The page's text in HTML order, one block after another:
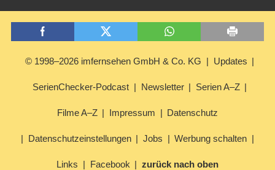
© 1998–2026 imfernsehen GmbH & Co. KG Updates
SerienChecker-Podcast Newsletter Serien A–Z
Filme A–Z Impressum Datenschutz
Datenschutzeinstellungen Jobs Werbung schalten
Links Facebook zurück nach oben